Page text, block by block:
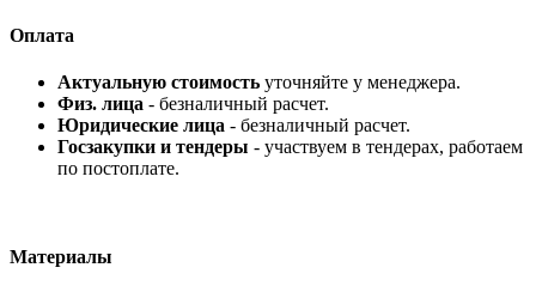
Оплата
Актуальную стоимость уточняйте у менеджера.
Физ. лица - безналичный расчет.
Юридические лица - безналичный расчет.
Госзакупки и тендеры - участвуем в тендерах, работаем
по постоплате.
Материалы